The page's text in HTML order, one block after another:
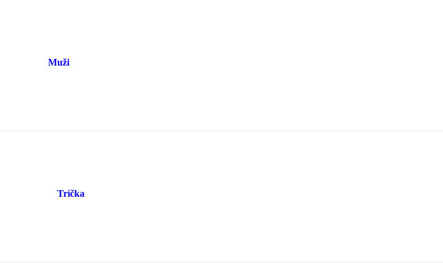
Muži
Trička